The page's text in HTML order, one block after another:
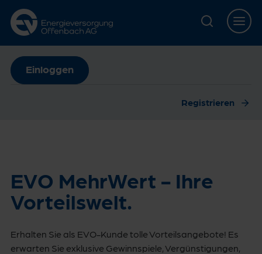
Zur Hauptnavigation springen
Zur Servicelasche springen
Zum Hauptinhalt springen
Zur Footernavigation springen
Einloggen
Registrieren
EVO MehrWert - Ihre
Vorteilswelt.
Erhalten Sie als EVO-Kunde tolle Vorteilsangebote! Es
erwarten Sie exklusive Gewinnspiele, Vergünstigungen,